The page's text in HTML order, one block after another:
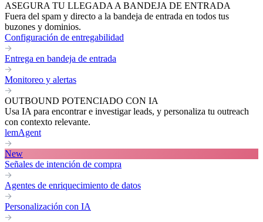
ASEGURA TU LLEGADA A BANDEJA DE ENTRADA
Fuera del spam y directo a la bandeja de entrada en todos tus
buzones y dominios.
Configuración de entregabilidad
Entrega en bandeja de entrada
Monitoreo y alertas
OUTBOUND POTENCIADO CON IA
Usa IA para encontrar e investigar leads, y personaliza tu outreach
con contexto relevante.
lemAgent
New
Señales de intención de compra
Agentes de enriquecimiento de datos
Personalización con IA